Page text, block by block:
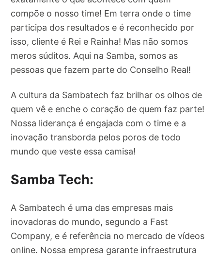
compõe o nosso time! Em terra onde o time
participa dos resultados e é reconhecido por
isso, cliente é Rei e Rainha! Mas não somos
meros súditos. Aqui na Samba, somos as
pessoas que fazem parte do Conselho Real!
A cultura da Sambatech faz brilhar os olhos de
quem vê e enche o coração de quem faz parte!
Nossa liderança é engajada com o time e a
inovação transborda pelos poros de todo
mundo que veste essa camisa!
Samba Tech:
A Sambatech é uma das empresas mais
inovadoras do mundo, segundo a Fast
Company, e é referência no mercado de vídeos
online. Nossa empresa garante infraestrutura